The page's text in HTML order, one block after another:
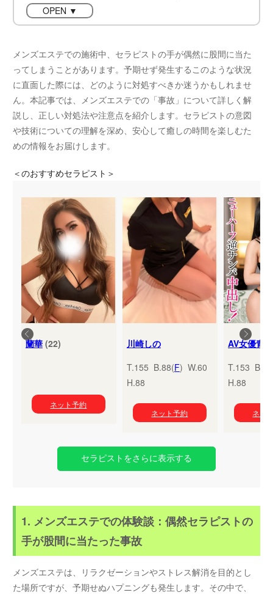
OPEN ▼
メンズエステでの施術中、セラピストの手が偶然に股間に当た
ってしまうことがあります。予期せず発生するこのような状況
に直面した際には、どのように対処すべきか迷うかもしれませ
ん。本記事では、メンズエステでの「事故」について詳しく解
説し、正しい対処法や注意点を紹介します。セラピストの意図
や技術についての理解を深め、安心して癒しの時間を楽しむた
めの情報をお届けします。
＜のおすすめセラピスト＞
蘭華(22)
ネット予約
川崎しの
T.155 B.88(F) W.60
H.88
ネット予約
T.153
H.88
ネッ
セラピストをさらに表示する
1. メンズエステでの体験談：偶然セラピストの
手が股間に当たった事故
メンズエステは、リラクゼーションやストレス解消を目的とし
た場所ですが、予期せぬハプニングも発生します。その中で、